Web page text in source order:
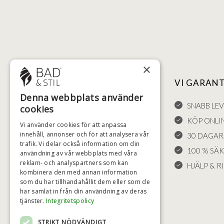
NYTTIGA LÄNKAR
FÖRSÄLJNINGSVILLKOR
LEVERANS OCH RETURER
ÅNGRÄTT
KLAGOMÅL
FRAKT
COOKIE-INSTÄLLNINGAR
VI
SNABB
KÖP
30
100 %
HJÄLP &
×
Denna webbplats använder
cookies
Vi använder cookies för att anpassa
innehåll, annonser och för att analysera vår
trafik. Vi delar också information om din
användning av vår webbplats med våra
reklam- och analyspartners som kan
kombinera den med annan information
som du har tillhandahållit dem eller som de
har samlat in från din användning av deras
tjänster. Integritetspolicy
STRIKT NÖDVÄNDIGT